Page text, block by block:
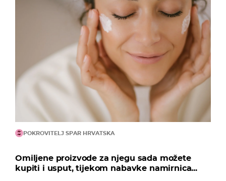
POKROVITELJ SPAR HRVATSKA
Omiljene proizvode za njegu sada možete
kupiti i usput, tijekom nabavke namirnica...